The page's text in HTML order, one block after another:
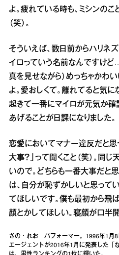
よ。疲れている時も、ミシンの
（笑）。
そういえば、数日前からハリネ
イロっていう名前なんですけど
真を見せながら）めっちゃかわ
よ。愛おしくて。離れてると気に
起きて一番にマイロが元気か確
あげることが日課になりました。
恋愛においてマナー違反だと思
大事？」って聞くこと（笑）。同
いので。どちらも一番大事だと
は、自分が恥ずかしいと思って
てほしいです。僕も最初から飛
顔とかしてほしい。寝顔が口半
さの・れお パフォーマー。1996年1月8
エージェントが2016年1月に発表した「